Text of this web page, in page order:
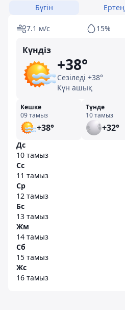
Бүгін Ертең
7.1 м/с 15%
Күндіз
+38°
Сезіледі +38°
Күн ашық
Кешке
09 тамыз
+38°
Түнде
10 тамыз
+32°
Дс
10 тамыз
Сс
11 тамыз
Ср
12 тамыз
Бс
13 тамыз
Жм
14 тамыз
Сб
15 тамыз
Жс
16 тамыз